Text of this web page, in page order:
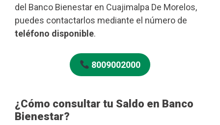
del Banco Bienestar en Cuajimalpa De Morelos,
puedes contactarlos mediante el número de
teléfono disponible.
8009002000
¿Cómo consultar tu Saldo en Banco
Bienestar?